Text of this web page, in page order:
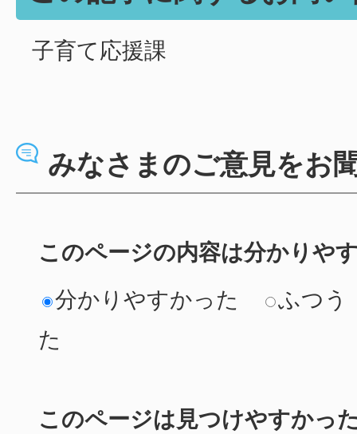
子育て応援課
みなさまのご意見をお
このページの内容は分かりや
分かりやすかった
ふつう
た
このページは見つけやすかっ